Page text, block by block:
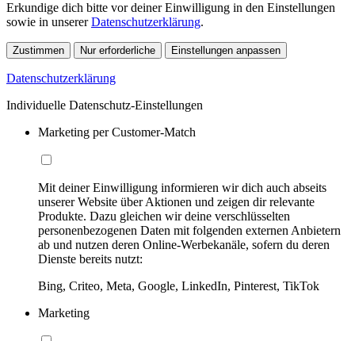
Erkundige dich bitte vor deiner Einwilligung in den Einstellungen
sowie in unsererDatenschutzerklärung.
Zustimmen Nur erforderliche Einstellungen anpassen
Datenschutzerklärung
Individuelle Datenschutz-Einstellungen
Marketing per Customer-Match
Mit deiner Einwilligung informieren wir dich auch abseits
unserer Website über Aktionen und zeigen dir relevante
Produkte. Dazu gleichen wir deine verschlüsselten
personenbezogenen Daten mit folgenden externen Anbietern
ab und nutzen deren Online-Werbekanäle, sofern du deren
Dienste bereits nutzt:
Bing, Criteo, Meta, Google, LinkedIn, Pinterest, TikTok
Marketing